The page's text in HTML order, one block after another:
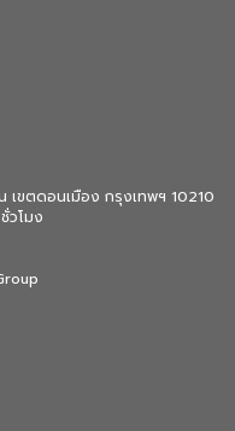
เขตดอนเมือง กรุงเทพฯ 10210
วโมง